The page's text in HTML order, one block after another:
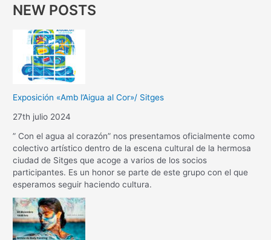
NEW POSTS
Exposición «Amb l’Aigua al Cor»/ Sitges
27th julio 2024
” Con el agua al corazón” nos presentamos oficialmente como
colectivo artístico dentro de la escena cultural de la hermosa
ciudad de Sitges que acoge a varios de los socios
participantes. Es un honor se parte de este grupo con el que
esperamos seguir haciendo cultura.